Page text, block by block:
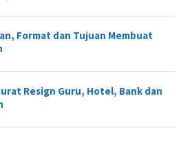
Format dan Tujuan Membuat
Resign Guru, Hotel, Bank dan